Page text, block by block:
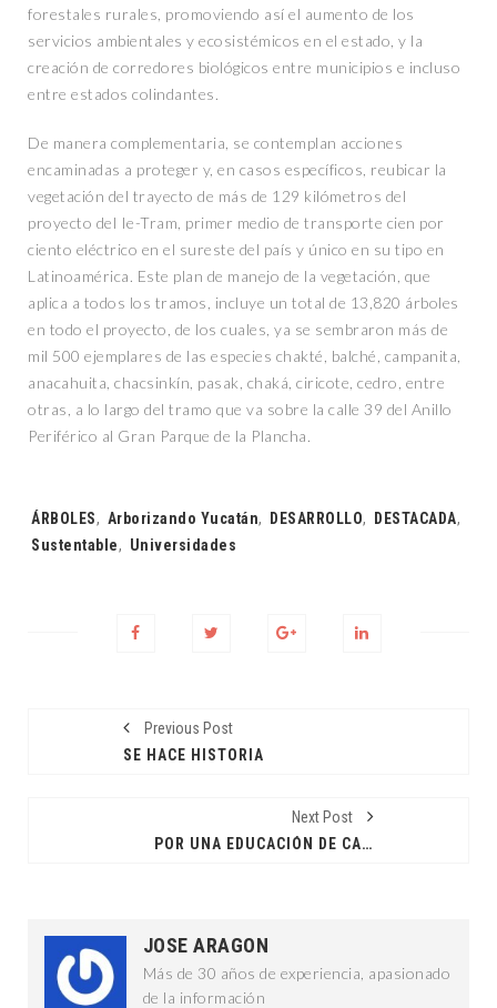
forestales rurales, promoviendo así el aumento de los
servicios ambientales y ecosistémicos en el estado, y la
creación de corredores biológicos entre municipios e incluso
entre estados colindantes.
De manera complementaria, se contemplan acciones
encaminadas a proteger y, en casos específicos, reubicar la
vegetación del trayecto de más de 129 kilómetros del
proyecto del Ie-Tram, primer medio de transporte cien por
ciento eléctrico en el sureste del país y único en su tipo en
Latinoamérica. Este plan de manejo de la vegetación, que
aplica a todos los tramos, incluye un total de 13,820 árboles
en todo el proyecto, de los cuales, ya se sembraron más de
mil 500 ejemplares de las especies chakté, balché, campanita,
anacahuita, chacsinkín, pasak, chaká, ciricote, cedro, entre
otras, a lo largo del tramo que va sobre la calle 39 del Anillo
Periférico al Gran Parque de la Plancha.
Tags:
ÁRBOLES, Arborizando Yucatán, DESARROLLO, DESTACADA,
Sustentable, Universidades
Previous Post
SE HACE HISTORIA
Next Post
POR UNA EDUCACIÓN DE CALIDAD
JOSE ARAGON
Más de 30 años de experiencia, apasionado
de la información